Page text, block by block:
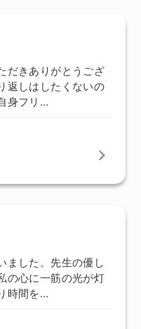
だきありがとうござ
返しはしたくないの
身フリ…
ました。先生の優し
の心に一筋の光が灯
時間を…